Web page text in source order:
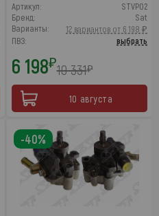
Артикул:
STVP02
Бренд:
Sat
Варианты:
12 вариантов от 6 198 ₽
ПВЗ:
выбрать
6 198₽10 331₽
10 августа
-40%